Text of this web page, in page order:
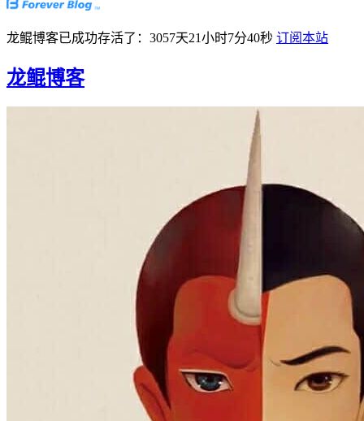
龙鲲博客已成功存活了：3057天21小时7分41秒 订阅本站
龙鲲博客